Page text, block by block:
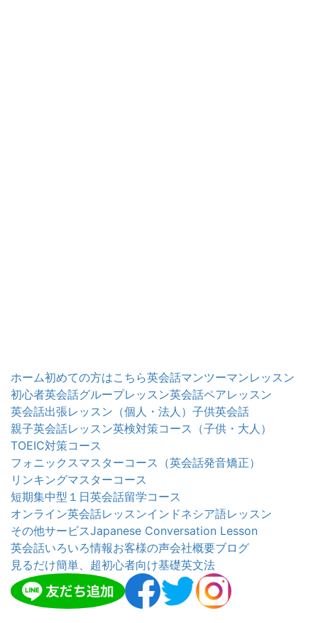
ホーム初めての方はこちら英会話マンツーマンレッスン
初心者英会話グループレッスン英会話ペアレッスン
英会話出張レッスン（個人・法人） 子供英会話
親子英会話レッスン英検対策コース（子供・大人）
TOEIC対策コース
フォニックスマスターコース（英会話発音矯正）
リンキングマスターコース
短期集中型１日英会話留学コース
オンライン英会話レッスンインドネシア語レッスン
その他サービスJapanese Conversation Lesson
英会話いろいろ情報お客様の声会社概要ブログ
見るだけ簡単、超初心者向け基礎英文法